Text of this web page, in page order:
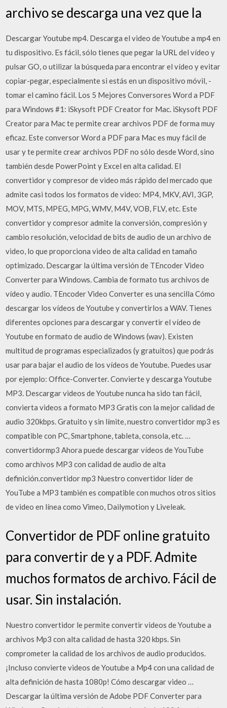
archivo se descarga una vez que la
Descargar Youtube mp4. Descarga el video de Youtube a mp4 en
tu dispositivo. Es fácil, sólo tienes que pegar la URL del vídeo y
pulsar GO, o utilizar la búsqueda para encontrar el vídeo y evitar
copiar-pegar, especialmente si estás en un dispositivo móvil, -
tomar el camino fácil. Los 5 Mejores Conversores Word a PDF
para Windows #1: iSkysoft PDF Creator for Mac. iSkysoft PDF
Creator para Mac te permite crear archivos PDF de forma muy
eficaz. Este conversor Word a PDF para Mac es muy fácil de
usar y te permite crear archivos PDF no sólo desde Word, sino
también desde PowerPoint y Excel en alta calidad. El
convertidor y compresor de video más rápido del mercado que
admite casi todos los formatos de video: MP4, MKV, AVI, 3GP,
MOV, MTS, MPEG, MPG, WMV, M4V, VOB, FLV, etc. Este
convertidor y compresor admite la conversión, compresión y
cambio resolución, velocidad de bits de audio de un archivo de
video, lo que proporciona video de alta calidad en tamaño
optimizado. Descargar la última versión de TEncoder Video
Converter para Windows. Cambia de formato tus archivos de
vídeo y audio. TEncoder Video Converter es una sencilla Cómo
descargar los vídeos de Youtube y convertirlos a WAV. Tienes
diferentes opciones para descargar y convertir el vídeo de
Youtube en formato de audio de Windows (wav). Existen
multitud de programas especializados (y gratuitos) que podrás
usar para bajar el audio de los vídeos de Youtube. Puedes usar
por ejemplo: Office-Converter. Convierte y descarga Youtube
MP3. Descargar videos de Youtube nunca ha sido tan fácil,
convierta videos a formato MP3 Gratis con la mejor calidad de
audio 320kbps. Gratuito y sin límite, nuestro convertidor mp3 es
compatible con PC, Smartphone, tableta, consola, etc. …
convertidormp3 Ahora puede descargar vídeos de YouTube
como archivos MP3 con calidad de audio de alta
definición.convertidor mp3 Nuestro convertidor líder de
YouTube a MP3 también es compatible con muchos otros sitios
de video en línea como Vimeo, Dailymotion y Liveleak.
Convertidor de PDF online gratuito
para convertir de y a PDF. Admite
muchos formatos de archivo. Fácil de
usar. Sin instalación.
Nuestro convertidor le permite convertir videos de Youtube a
archivos Mp3 con alta calidad de hasta 320 kbps. Sin
comprometer la calidad de los archivos de audio producidos.
¡Incluso convierte videos de Youtube a Mp4 con una calidad de
alta definición de hasta 1080p! Cómo descargar video …
Descargar la última versión de Adobe PDF Converter para